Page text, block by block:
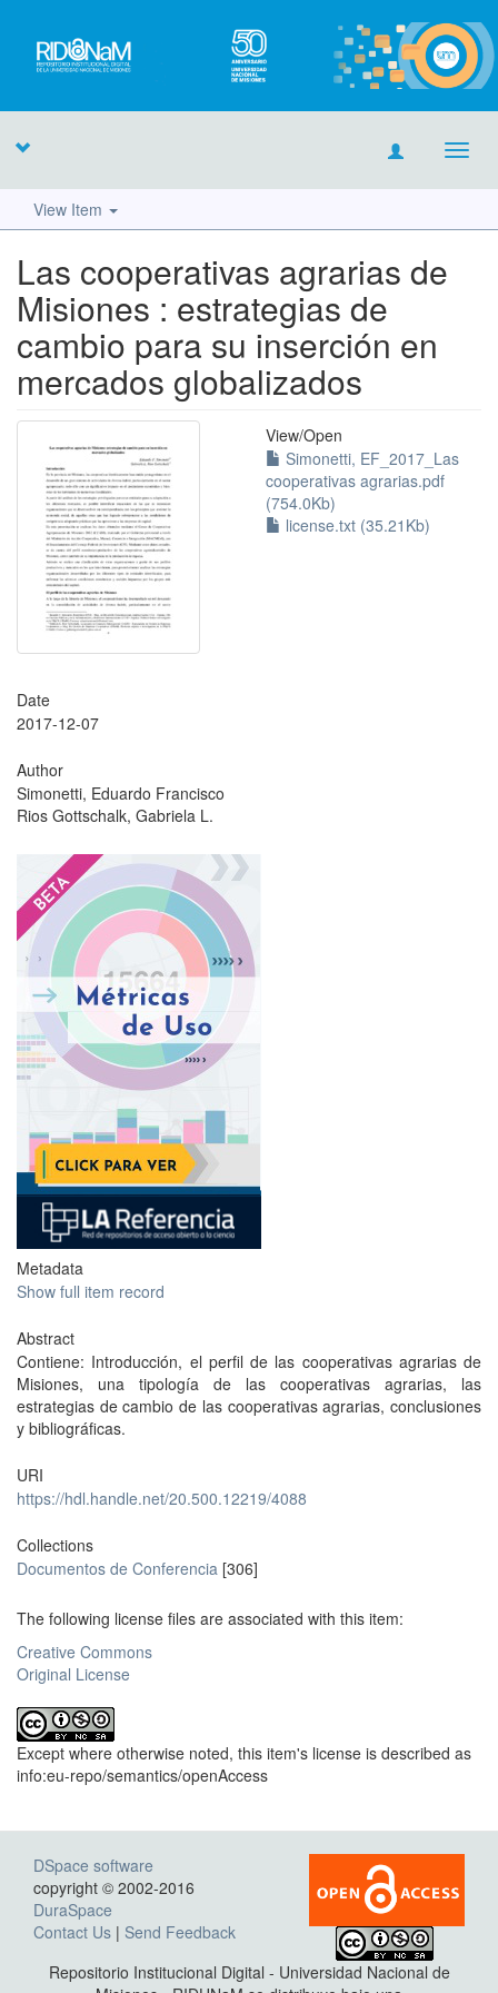
View Item
Las cooperativas agrarias de
Misiones : estrategias de
cambio para su inserción en
mercados globalizados
View/Open
Simonetti, EF_2017_Las
cooperativas agrarias.pdf
(754.0Kb)
license.txt (35.21Kb)
Date
2017-12-07
Author
Simonetti, Eduardo Francisco
Rios Gottschalk, Gabriela L.
?
Metadata
Show full item record
Abstract
Contiene: Introducción, el perfil de las cooperativas agrarias de
Misiones, una tipología de las cooperativas agrarias, las
estrategias de cambio de las cooperativas agrarias, conclusiones
y bibliográficas.
URI
https://hdl.handle.net/20.500.12219/4088
Collections
Documentos de Conferencia [306]
The following license files are associated with this item:
Creative Commons
Original License
Except where otherwise noted, this item's license is described as
info:eu-repo/semantics/openAccess
DSpace software
copyright © 2002-2016
DuraSpace
Contact Us | Send Feedback
Repositorio Institucional Digital - Universidad Nacional de